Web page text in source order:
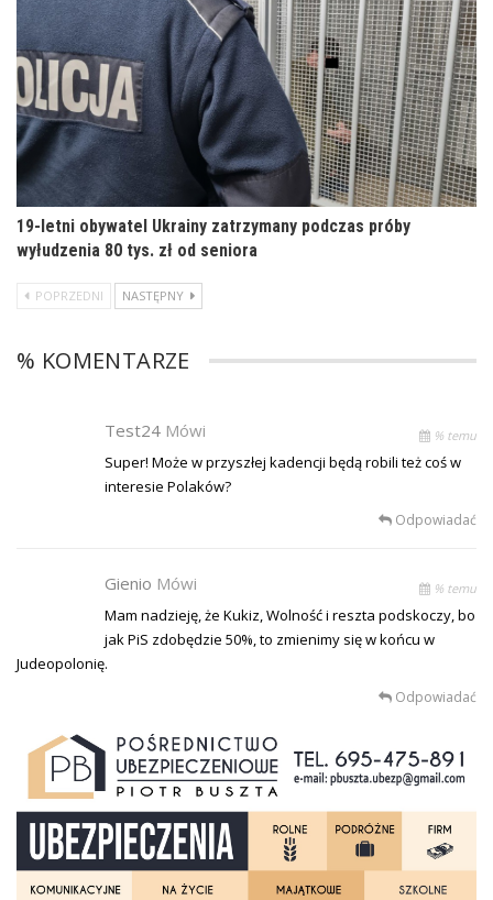
19-letni obywatel Ukrainy zatrzymany podczas próby
wyłudzenia 80 tys. zł od seniora
POPRZEDNI NASTĘPNY
% KOMENTARZE
Test24 Mówi % temu
Super! Może w przyszłej kadencji będą robili też coś w
interesie Polaków?
Odpowiadać
Gienio Mówi % temu
Mam nadzieję, że Kukiz, Wolność i reszta podskoczy, bo
jak PiS zdobędzie 50%, to zmienimy się w końcu w
Judeopolonię.
Odpowiadać